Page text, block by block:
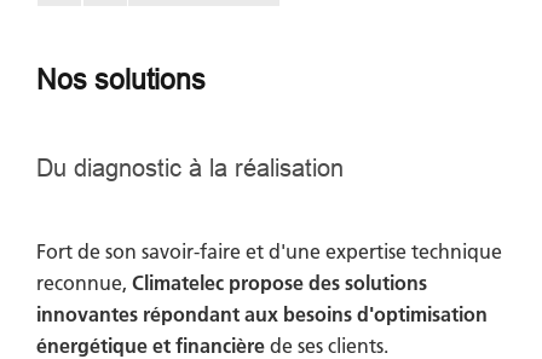
Nos solutions
Du diagnostic à la réalisation
Fort de son savoir-faire et d'une expertise technique
reconnue, Climatelec propose des solutions
innovantes répondant aux besoins d'optimisation
énergétique et financière de ses clients.